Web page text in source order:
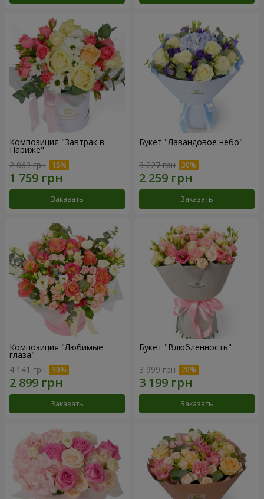
Композиция "Завтрак в
Париже"
2 069 грн
Заказать
Букет "Лавандовое небо"
3 227 грн
Заказать
Композиция "Любимые
глаза"
4 141 грн
Заказать
Букет "Влюбленность"
3 999 грн
Заказать